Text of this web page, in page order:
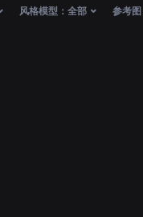
风格模型： 全部 参考图